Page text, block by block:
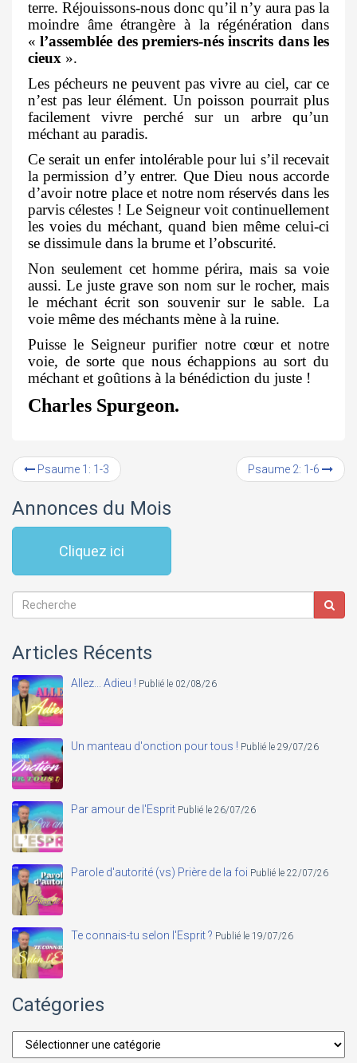
terre. Réjouissons-nous donc qu’il n’y aura pas la
moindre âme étrangère à la régénération dans
«l’assemblée des premiers-nés inscrits dans les
cieux ».
Les pécheurs ne peuvent pas vivre au ciel, car ce
n’est pas leur élément. Un poisson pourrait plus
facilement vivre perché sur un arbre qu’un
méchant au paradis.
Ce serait un enfer intolérable pour lui s’il recevait
la permission d’y entrer. Que Dieu nous accorde
d’avoir notre place et notre nom réservés dans les
parvis célestes ! Le Seigneur voit continuellement
les voies du méchant, quand bien même celui-ci
se dissimule dans la brume et l’obscurité.
Non seulement cet homme périra, mais sa voie
aussi. Le juste grave son nom sur le rocher, mais
le méchant écrit son souvenir sur le sable. La
voie même des méchants mène à la ruine.
Puisse le Seigneur purifier notre cœur et notre
voie, de sorte que nous échappions au sort du
méchant et goûtions à la bénédiction du juste !
Charles Spurgeon.
Psaume 1: 1-3 Psaume 2: 1-6
Annonces du Mois
Cliquez ici
Articles Récents
Allez... Adieu ! Publié le 02/08/26
Un manteau d'onction pour tous ! Publié le 29/07/26
Par amour de l'Esprit Publié le 26/07/26
Parole d'autorité (vs) Prière de la foi Publié le 22/07/26
Te connais-tu selon l'Esprit ? Publié le 19/07/26
Catégories
Catégories